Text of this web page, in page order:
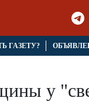
ГАЗЕТУ?
у